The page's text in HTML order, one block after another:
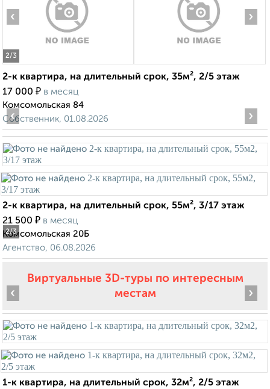
2/3
‹ ›
2-к квартира, на длительный срок, 35м², 2/5 этаж
17 000 ₽ в месяц
Комсомольская 84
Собственник, 01.08.2026
2/3
‹ ›
2-к квартира, на длительный срок, 55м², 3/17 этаж
21 500 ₽ в месяц
Комсомольская 20Б
Агентство, 06.08.2026
Виртуальные 3D-туры по интересным
местам
‹ ›
1-к квартира, на длительный срок, 32м², 2/5 этаж